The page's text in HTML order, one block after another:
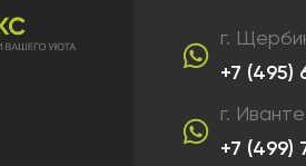
г.
+7 (495)
г.
+7 (499)